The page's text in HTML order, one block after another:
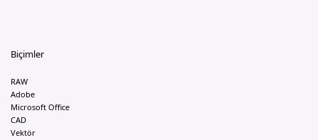
Biçimler
RAW
Adobe
Microsoft Office
CAD
Vektör